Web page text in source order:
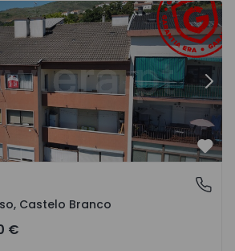
Covilhã e Canhoso - 1497806 -
Castelo Branco
Castelo Branco
€